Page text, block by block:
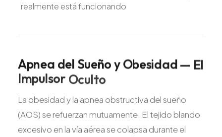
realmente está funcionando
Apnea del SueñoyObesidad— El
ImpulsorOculto
La obesidad y la apnea obstructiva del sueño
(AOS) se refuerzan mutuamente. El tejido blando
excesivo en la vía aérea se colapsa durante el